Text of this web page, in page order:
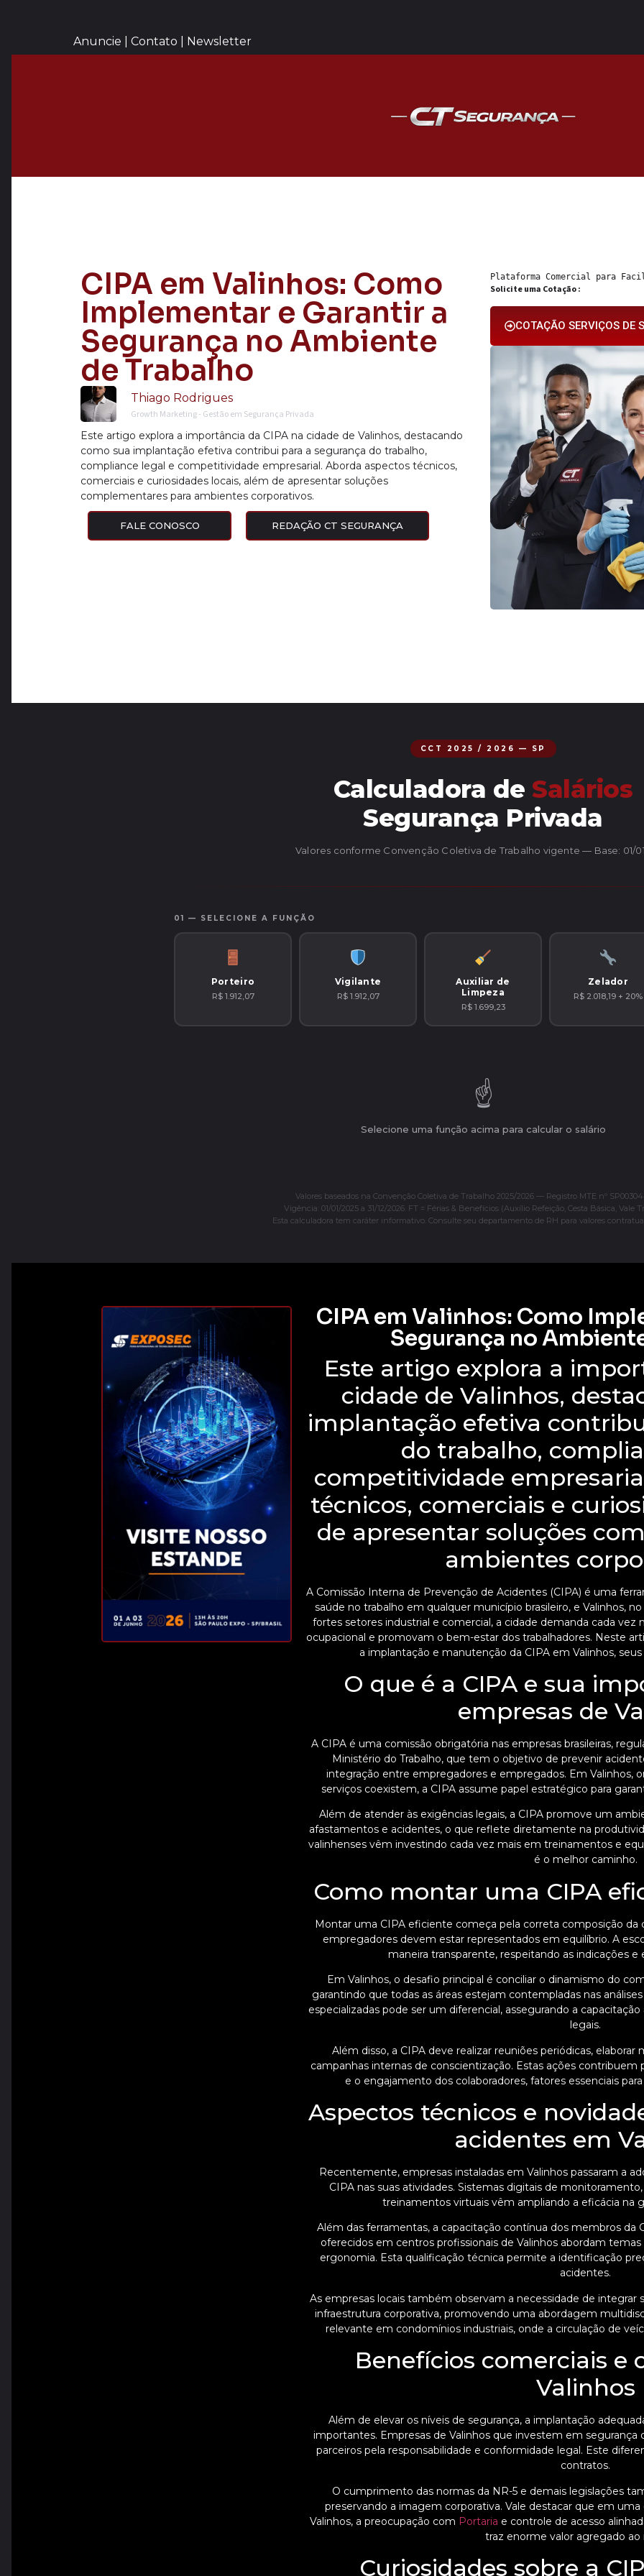
Anuncie | Contato | Newsletter
CIPA em Valinhos: Como
Implementar e Garantir a
Segurança no Ambiente
de Trabalho
Thiago Rodrigues
Growth Marketing - Gestão em Segurança Privada
Este artigo explora a importância da CIPA na cidade de Valinhos, destacando
como sua implantação efetiva contribui para a segurança do trabalho,
compliance legal e competitividade empresarial. Aborda aspectos técnicos,
comerciais e curiosidades locais, além de apresentar soluções
complementares para ambientes corporativos.
FALE CONOSCO REDAÇÃO CT SEGURANÇA
Plataforma Comercial para
Solicite uma Cotação :
COTAÇÃO SERVIÇOS DE
CCT 2025 / 2026 — SP
Calculadora de Salários
Segurança Privada
Valores conforme Convenção Coletiva de Trabalho vigente — Base: 01/
01 — SELECIONE A FUNÇÃO
Porteiro
R$ 1.912,07
Vigilante
R$ 1.912,07
Auxiliar de
Limpeza
R$ 1.699,23
Zelador
R$ 2.018,19 + 20%
☝️
Selecione uma função acima para calcular o salário
Valores baseados na Convenção Coletiva de Trabalho 2025/2026 — Registro MTE nº
Vigência: 01/01/2025 a 31/12/2026. FT = Férias & Benefícios (Auxílio Refeição, Cesta Básica, Vale
Esta calculadora tem caráter informativo. Consulte seu departamento de RH para valores
CIPA em Valinhos: Como
Segurança no
Este artigo explora a
cidade de Valinhos,
implantação efetiva
do trabalho,
competitividade
técnicos, comerciais e
de apresentar soluções
ambientes
A Comissão Interna de Prevenção de Acidentes (CIPA) é uma
saúde no trabalho em qualquer município brasileiro, e Valinhos,
fortes setores industrial e comercial, a cidade demanda cada vez
ocupacional e promovam o bem-estar dos trabalhadores. Neste
a implantação e manutenção da CIPA em Valinhos,
O que é a CIPA e sua
empresas de
A CIPA é uma comissão obrigatória nas empresas brasileiras,
Ministério do Trabalho, que tem o objetivo de prevenir
integração entre empregadores e empregados. Em Valinhos,
serviços coexistem, a CIPA assume papel estratégico para
Além de atender às exigências legais, a CIPA promove um
afastamentos e acidentes, o que reflete diretamente na
valinhenses vêm investindo cada vez mais em treinamentos e
é o melhor caminho.
Como montar uma CIPA
Montar uma CIPA eficiente começa pela correta composição
empregadores devem estar representados em equilíbrio. A
maneira transparente, respeitando as indicações e
Em Valinhos, o desafio principal é conciliar o dinamismo do
garantindo que todas as áreas estejam contempladas nas
especializadas pode ser um diferencial, assegurando a
legais.
Além disso, a CIPA deve realizar reuniões periódicas,
campanhas internas de conscientização. Estas ações
e o engajamento dos colaboradores, fatores essenciais
Aspectos técnicos e
acidentes em
Recentemente, empresas instaladas em Valinhos passaram a
CIPA nas suas atividades. Sistemas digitais de
treinamentos virtuais vêm ampliando a eficácia na
Além das ferramentas, a capacitação contínua dos membros da
oferecidos em centros profissionais de Valinhos abordam
ergonomia. Esta qualificação técnica permite a identificação
acidentes.
As empresas locais também observam a necessidade de integrar
infraestrutura corporativa, promovendo uma abordagem
relevante em condomínios industriais, onde a circulação de
Benefícios comerciais e
Valinhos
Além de elevar os níveis de segurança, a implantação
importantes. Empresas de Valinhos que investem em
parceiros pela responsabilidade e conformidade legal. Este
contratos.
O cumprimento das normas da NR-5 e demais legislações
preservando a imagem corporativa. Vale destacar que em
Valinhos, a preocupação com Portaria e controle de acesso
traz enorme valor agregado ao
Curiosidades sobre a